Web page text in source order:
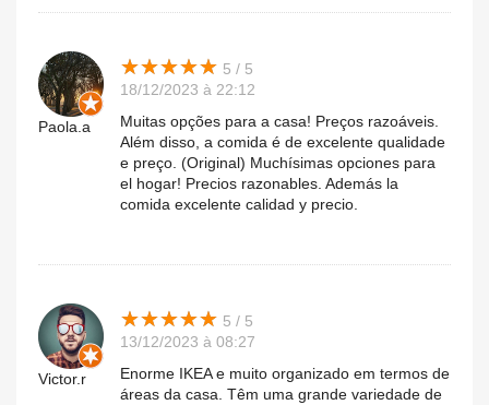
Paola.a
★★★★★
★★★★★ 5 / 5
18/12/2023 à 22:12
Muitas opções para a casa! Preços razoáveis.
Além disso, a comida é de excelente qualidade
e preço. (Original) Muchísimas opciones para
el hogar! Precios razonables. Además la
comida excelente calidad y precio.
Victor.r
★★★★★
★★★★★ 5 / 5
13/12/2023 à 08:27
Enorme IKEA e muito organizado em termos de
áreas da casa. Têm uma grande variedade de